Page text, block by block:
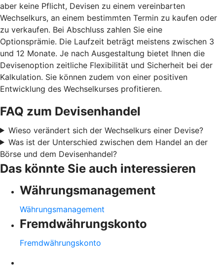
aber keine Pflicht, Devisen zu einem vereinbarten
Wechselkurs, an einem bestimmten Termin zu kaufen oder
zu verkaufen. Bei Abschluss zahlen Sie eine
Optionsprämie. Die Laufzeit beträgt meistens zwischen 3
und 12 Monate. Je nach Ausgestaltung bietet Ihnen die
Devisenoption zeitliche Flexibilität und Sicherheit bei der
Kalkulation. Sie können zudem von einer positiven
Entwicklung des Wechselkurses profitieren.
FAQ zum Devisenhandel
Wieso verändert sich der Wechselkurs einer Devise?
Was ist der Unterschied zwischen dem Handel an der
Börse und dem Devisenhandel?
Das könnte Sie auch interessieren
Währungsmanagement
Währungsmanagement
Fremdwährungskonto
Fremdwährungskonto